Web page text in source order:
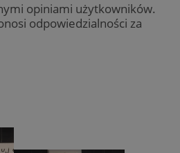
opiniami użytkowników.
odpowiedzialności za